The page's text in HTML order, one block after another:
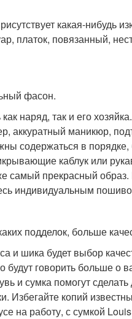
какая-нибудь
платок, повязанный,
фасон.
наряд, так и его
аккуратный маникюр,
содержаться в
каблук или
самый прекрасный
индивидуальным
подделок, больше
и шика будет выбор
будут говорить больше
и сумка помогут
Избегайте копий
на работу, с сумкой